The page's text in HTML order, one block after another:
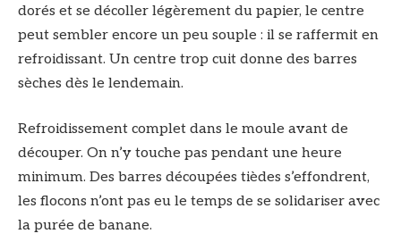
dorés et se décoller légèrement du papier, le centre
peut sembler encore un peu souple : il se raffermit en
refroidissant. Un centre trop cuit donne des barres
sèches dès le lendemain.
Refroidissement complet dans le moule avant de
découper. On n’y touche pas pendant une heure
minimum. Des barres découpées tièdes s’effondrent,
les flocons n’ont pas eu le temps de se solidariser avec
la purée de banane.